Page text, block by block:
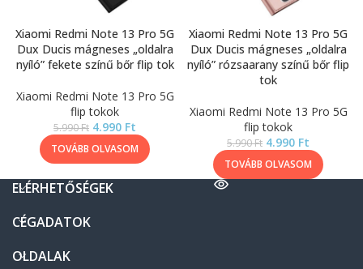
Xiaomi Redmi Note 13 Pro 5G
Dux Ducis mágneses „oldalra
nyíló” fekete színű bőr flip tok
Xiaomi Redmi Note 13 Pro 5G
flip tokok
5.990Ft 4.990 Ft
TOVÁBB OLVASOM
Xiaomi Redmi Note 13 Pro 5G
Dux Ducis mágneses „oldalra
nyíló” rózsaarany színű bőr flip
tok
Xiaomi Redmi Note 13 Pro 5G
flip tokok
5.990Ft 4.990 Ft
TOVÁBB OLVASOM
ELÉRHETŐSÉGEK
CÉGADATOK
OLDALAK